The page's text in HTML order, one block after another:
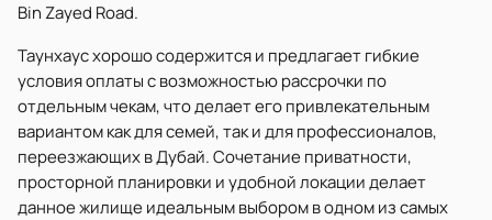
Bin Zayed Road.
Таунхаус хорошо содержится и предлагает гибкие
условия оплаты с возможностью рассрочки по
отдельным чекам, что делает его привлекательным
вариантом как для семей, так и для профессионалов,
переезжающих в Дубай. Сочетание приватности,
просторной планировки и удобной локации делает
данное жилище идеальным выбором в одном из самых